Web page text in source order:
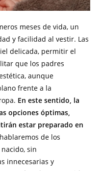
meses de vida, un
y facilidad al vestir. Las
delicada, permitir el
que los padres
aunque
frente a la
En este sentido, la
opciones óptimas,
estar preparado en
de los
sin
innecesarias y